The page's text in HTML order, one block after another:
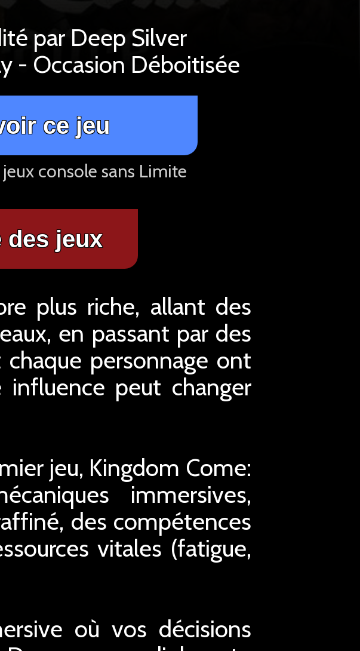
par Deep Silver
- Occasion Déboitisée
ce jeu
console sans Limite
des jeux
plus riche, allant des
en passant par des
personnage ont
peut changer
jeu, Kingdom Come:
immersives,
des compétences
vitales (fatigue,
où vos décisions